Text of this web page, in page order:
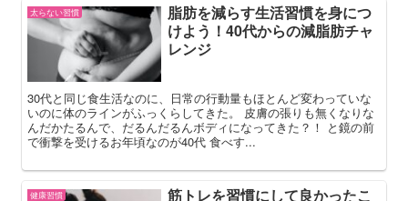
太らない習慣
脂肪を減らす生活習慣を身につ
けよう！40代からの減脂肪チャ
レンジ
30代と同じ食生活なのに、日常の行動量もほとんど変わっていな
いのに体のラインがふっくらしてきた。 皮膚の張りも無くなりな
んだかたるんで、だるんだるんボディになってきた？！ と鏡の前
で衝撃を受けるお年頃なのが40代 食べす...
健康習慣
筋トレを習慣にして良かったこ